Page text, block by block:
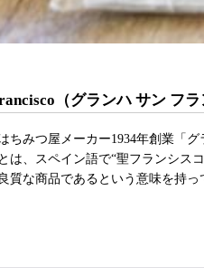
（グランハ サン フラ
ちみつ屋メーカー1934年創業「
は、スペイン語で“聖フランシス
質な商品であるという意味を持